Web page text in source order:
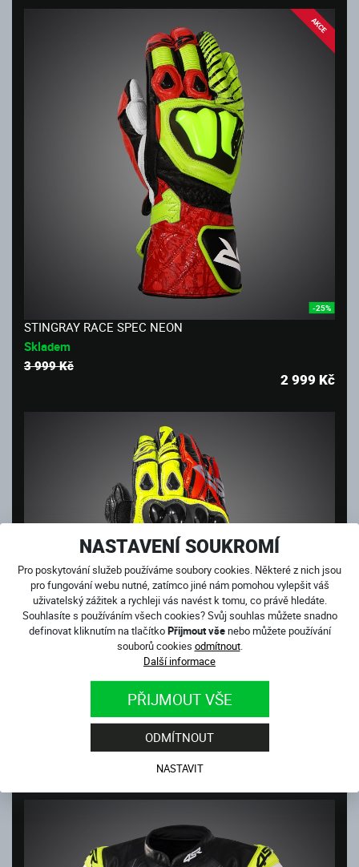
NASTAVENÍ SOUKROMÍ
Pro poskytování služeb používáme soubory cookies. Některé z nich jsou
pro fungování webu nutné, zatímco jiné nám pomohou vylepšit váš
uživatelský zážitek a rychleji vás navést k tomu, co právě hledáte.
Souhlasíte s používáním všech cookies? Svůj souhlas můžete snadno
definovat kliknutím na tlačítkoPřijmout všenebo můžete používání
souborů cookies odmítnout.
Další informace
PŘIJMOUT VŠE
ODMÍTNOUT
NASTAVIT
AKCE
-25%
STINGRAY RACE SPEC NEON
Skladem
3 999 Kč
2 999 Kč
SPORT CUP PLUS EVO NEON